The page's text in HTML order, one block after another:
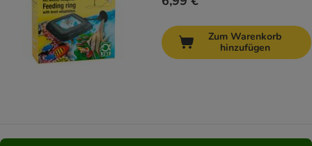
Zum Warenkorb
hinzufügen